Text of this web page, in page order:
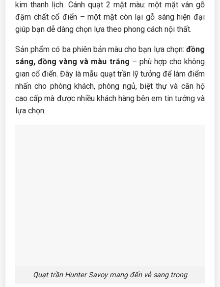
kim thanh lịch. Cánh quạt 2 mặt màu: một mặt vân gỗ
đậm chất cổ điển – một mặt còn lại gỗ sáng hiện đại
giúp bạn dễ dàng chọn lựa theo phong cách nội thất.
Sản phẩm có ba phiên bản màu cho bạn lựa chọn: đồng
sáng, đồng vàng và màu trắng – phù hợp cho không
gian cổ điển. Đây là mẫu quạt trần lỹ tưởng để làm điểm
nhấn cho phòng khách, phòng ngủ, biệt thự và căn hộ
cao cấp mà được nhiều khách hàng bên em tin tưởng và
lựa chọn.
Quạt trần Hunter Savoy mang đến vẻ sang trọng